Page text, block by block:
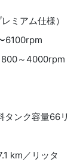
ミアム仕様）
6100rpm
～4000rpm
タンク容量66リ
km／リッタ